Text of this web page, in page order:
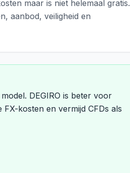
maar is niet helemaal gratis.
aanbod, veiligheid en
DEGIRO is beter voor
kosten en vermijd CFDs als